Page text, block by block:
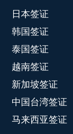
日本签证
韩国签证
泰国签证
越南签证
新加坡签证
中国台湾签证
马来西亚签证